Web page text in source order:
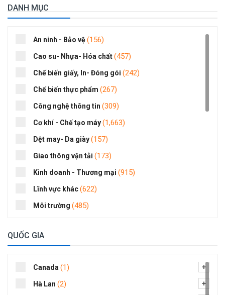
DANH MỤC
An ninh - Bảo vệ(156)
Cao su- Nhựa- Hóa chất(457)
Chế biến giấy, In- Đóng gói (242)
Chế biến thực phẩm (267)
Công nghệ thông tin (309)
Cơ khí - Chế tạo máy(1,663)
Dệt may- Da giày(157)
Giao thông vận tải (173)
Kinh doanh - Thương mại (915)
Lĩnh vực khác(622)
Môi trường (485)
Năng lượng- khoáng sản- luyện kim
Quảng cáo- truyền thông
Thiết bị văn phòng-Trường học
QUỐC GIA
Canada (1)
Hà Lan (2)